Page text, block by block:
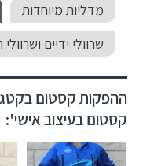
מדליות מיוחדות
שרוולי ידיים ושרוולי
ההפקות קסטום
קסטום בעיצוב אישי':